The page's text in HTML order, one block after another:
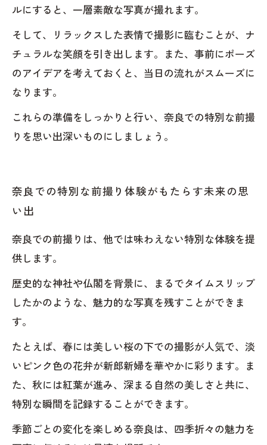
ルにすると、一層素敵な写真が撮れます。
そして、リラックスした表情で撮影に臨むことが、ナ
チュラルな笑顔を引き出します。また、事前にポーズ
のアイデアを考えておくと、当日の流れがスムーズに
なります。
これらの準備をしっかりと行い、奈良での特別な前撮
りを思い出深いものにしましょう。
奈良での特別な前撮り体験がもたらす未来の思
い出
奈良での前撮りは、他では味わえない特別な体験を提
供します。
歴史的な神社や仏閣を背景に、まるでタイムスリップ
したかのような、魅力的な写真を残すことができま
す。
たとえば、春には美しい桜の下での撮影が人気で、淡
いピンク色の花弁が新郎新婦を華やかに彩ります。ま
た、秋には紅葉が進み、深まる自然の美しさと共に、
特別な瞬間を記録することができます。
季節ごとの変化を楽しめる奈良は、四季折々の魅力を